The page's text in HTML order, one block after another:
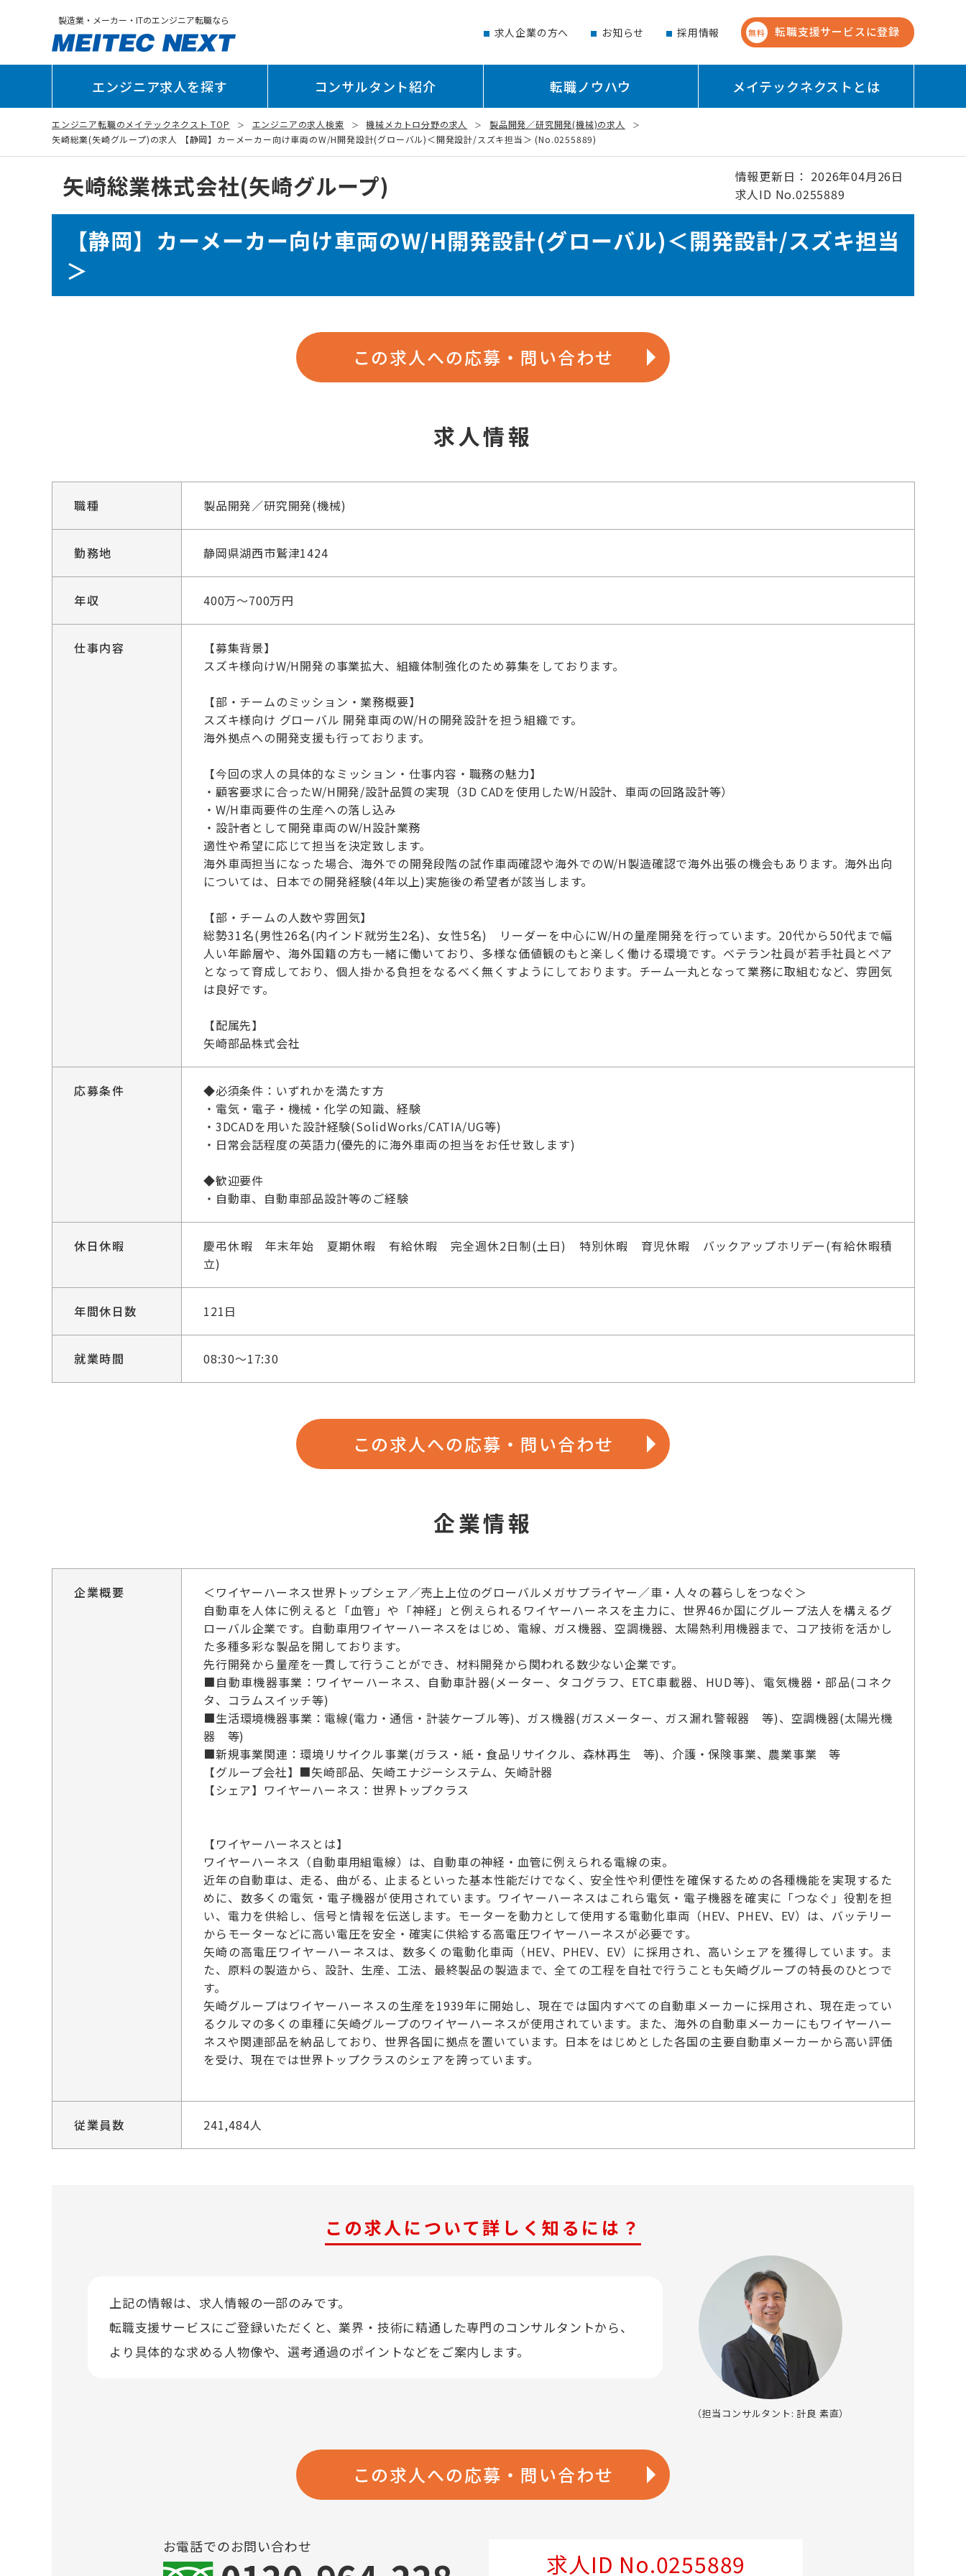
製造業・メーカー・ITのエンジニア転職なら
求人企業の方へ お知らせ 採用情報 無料 転職支援サービスに登録
エンジニア求人を探す コンサルタント紹介 転職ノウハウ メイテックネクストとは
エンジニア転職のメイテックネクスト TOP エンジニアの求人検索 機械メカトロ分野の求人
製品開発／研究開発(機械)の求人
矢崎総業(矢崎グループ)の求人 【静岡】カーメーカー向け車両のW/H開発設計(グローバル)＜開発設計/スズキ担当＞ (No.0255889)
矢崎総業株式会社(矢崎グループ)
情報更新日： 2026年04月26日
求人ID No.0255889
【静岡】カーメーカー向け車両のW/H開発設計(グローバル)＜開発設計/スズキ担当
＞
この求人への応募・問い合わせ
求人情報
職種 製品開発／研究開発(機械)
勤務地 静岡県湖西市鷲津1424
年収 400万～700万円
仕事内容
【募集背景】
スズキ様向けW/H開発の事業拡大、組織体制強化のため募集をしております。
【部・チームのミッション・業務概要】
スズキ様向け グローバル 開発車両のW/Hの開発設計を担う組織です。
海外拠点への開発支援も行っております。
【今回の求人の具体的なミッション・仕事内容・職務の魅力】
・顧客要求に合ったW/H開発/設計品質の実現（3D CADを使用したW/H設計、車両の回路設計等）
・W/H車両要件の生産への落し込み
・設計者として開発車両のW/H設計業務
適性や希望に応じて担当を決定致します。
海外車両担当になった場合、海外での開発段階の試作車両確認や海外でのW/H製造確認で海外出張の機会もあります。海外出向
については、日本での開発経験(4年以上)実施後の希望者が該当します。
【部・チームの人数や雰囲気】
総勢31名(男性26名(内インド就労生2名)、女性5名) リーダーを中心にW/Hの量産開発を行っています。20代から50代まで幅
人い年齢層や、海外国籍の方も一緒に働いており、多様な価値観のもと楽しく働ける環境です。ベテラン社員が若手社員とペア
となって育成しており、個人掛かる負担をなるべく無くすようにしております。チーム一丸となって業務に取組むなど、雰囲気
は良好です。
【配属先】
矢崎部品株式会社
応募条件
◆必須条件：いずれかを満たす方
・電気・電子・機械・化学の知識、経験
・3DCADを用いた設計経験(SolidWorks/CATIA/UG等)
・日常会話程度の英語力(優先的に海外車両の担当をお任せ致します)
◆歓迎要件
・自動車、自動車部品設計等のご経験
休日休暇
慶弔休暇 年末年始 夏期休暇 有給休暇 完全週休2日制(土日) 特別休暇 育児休暇 バックアップホリデー(有給休暇積
立)
年間休日数 121日
就業時間 08:30～17:30
この求人への応募・問い合わせ
企業情報
企業概要
＜ワイヤーハーネス世界トップシェア／売上上位のグローバルメガサプライヤー／車・人々の暮らしをつなぐ＞
自動車を人体に例えると「血管」や「神経」と例えられるワイヤーハーネスを主力に、世界46か国にグループ法人を構えるグ
ローバル企業です。自動車用ワイヤーハーネスをはじめ、電線、ガス機器、空調機器、太陽熱利用機器まで、コア技術を活かし
た多種多彩な製品を開しております。
先行開発から量産を一貫して行うことができ、材料開発から関われる数少ない企業です。
■自動車機器事業：ワイヤーハーネス、自動車計器(メーター、タコグラフ、ETC車載器、HUD等)、電気機器・部品(コネク
タ、コラムスイッチ等)
■生活環境機器事業：電線(電力・通信・計装ケーブル等)、ガス機器(ガスメーター、ガス漏れ警報器 等)、空調機器(太陽光機
器 等)
■新規事業関連：環境リサイクル事業(ガラス・紙・食品リサイクル、森林再生 等)、介護・保険事業、農業事業 等
【グループ会社】■矢崎部品、矢崎エナジーシステム、矢崎計器
【シェア】ワイヤーハーネス：世界トップクラス
【ワイヤーハーネスとは】
ワイヤーハーネス（自動車用組電線）は、自動車の神経・血管に例えられる電線の束。
近年の自動車は、走る、曲がる、止まるといった基本性能だけでなく、安全性や利便性を確保するための各種機能を実現するた
めに、数多くの電気・電子機器が使用されています。ワイヤーハーネスはこれら電気・電子機器を確実に「つなぐ」役割を担
い、電力を供給し、信号と情報を伝送します。モーターを動力として使用する電動化車両（HEV、PHEV、EV）は、バッテリー
からモーターなどに高い電圧を安全・確実に供給する高電圧ワイヤーハーネスが必要です。
矢崎の高電圧ワイヤーハーネスは、数多くの電動化車両（HEV、PHEV、EV）に採用され、高いシェアを獲得しています。ま
た、原料の製造から、設計、生産、工法、最終製品の製造まで、全ての工程を自社で行うことも矢崎グループの特長のひとつで
す。
矢崎グループはワイヤーハーネスの生産を1939年に開始し、現在では国内すべての自動車メーカーに採用され、現在走ってい
るクルマの多くの車種に矢崎グループのワイヤーハーネスが使用されています。また、海外の自動車メーカーにもワイヤーハー
ネスや関連部品を納品しており、世界各国に拠点を置いています。日本をはじめとした各国の主要自動車メーカーから高い評価
を受け、現在では世界トップクラスのシェアを誇っています。
従業員数 241,484人
この求人について詳しく知るには？
上記の情報は、求人情報の一部のみです。
転職支援サービスにご登録いただくと、業界・技術に精通した専門のコンサルタントから、
より具体的な求める人物像や、選考通過のポイントなどをご案内します。
（担当コンサルタント: 計良 素直）
この求人への応募・問い合わせ
お電話でのお問い合わせ
求人ID No.0255889